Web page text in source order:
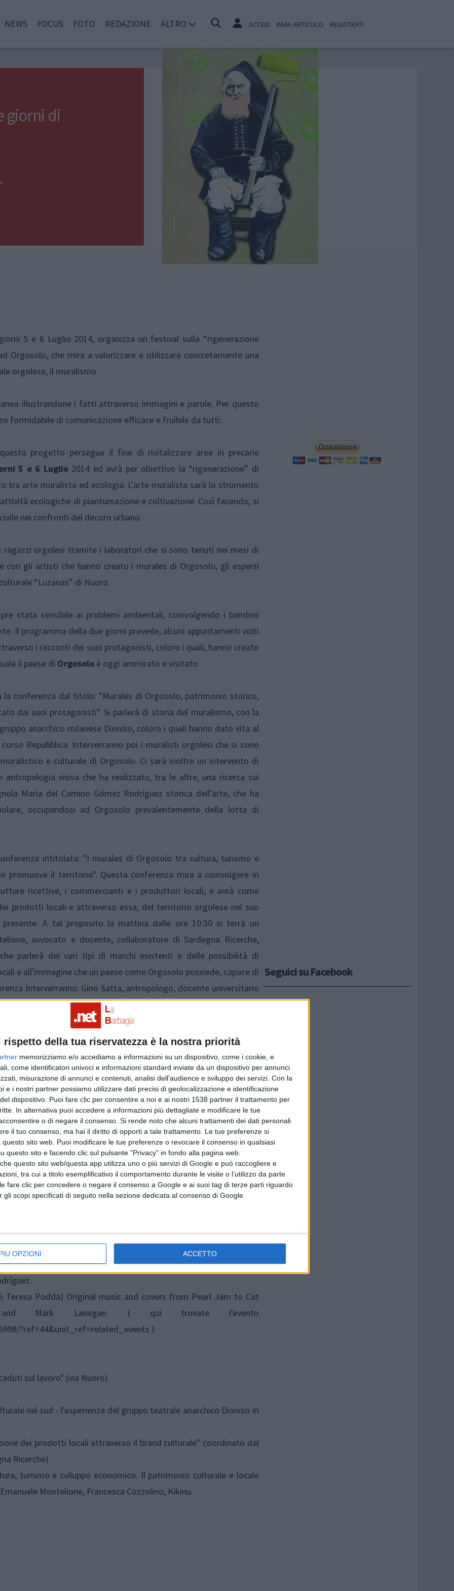
rispetto della tua riservatezza è la nostra priorità
memorizziamo e/o accediamo a informazioni su un dispositivo, come i cookie, e
come identificatori univoci e informazioni standard inviate da un dispositivo per annunci
misurazione di annunci e contenuti, analisi dell'audience e sviluppo dei servizi. Con la
e i nostri partner possiamo utilizzare dati precisi di geolocalizzazione e identificazione
dispositivo. Puoi fare clic per consentire a noi e ai nostri 1538 partner il trattamento per
In alternativa puoi accedere a informazioni più dettagliate e modificare le tue
o di negare il consenso. Si rende noto che alcuni trattamenti dei dati personali
il tuo consenso, ma hai il diritto di opporti a tale trattamento. Le tue preferenze si
sito web. Puoi modificare le tue preferenze o revocare il consenso in qualsiasi
questo sito e facendo clic sul pulsante "Privacy" in fondo alla pagina web.
questo sito web/questa app utilizza uno o più servizi di Google e può raccogliere e
tra cui a titolo esemplificativo il comportamento durante le visite o l’utilizzo da parte
fare clic per concedere o negare il consenso a Google e ai suoi tag di terze parti riguardo
gli scopi specificati di seguito nella sezione dedicata al consenso di Google.
OPZIONI ACCETTO
NEWS FOCUS FOTO REDAZIONE ALTRO ACCEDI INVIA ARTICOLO REGISTRATI
giorni di
•
5 e 6 Luglio 2014, organizza un festival sulla “rigenerazione
Orgosolo, che mira a valorizzare e utilizzare concretamente una
orgolese, il muralismo.
illustrandone i fatti attraverso immagini e parole. Per questo
formidabile di comunicazione efficace e fruibile da tutti.
questo progetto persegue il fine di rivitalizzare aree in precarie
5 e 6 Luglio2014 ed avrà per obiettivo la “rigenerazione” di
tra arte muralista ed ecologia. L'arte muralista sarà lo strumento
ecologiche di piantumazione e coltivazione. Così facendo, si
nei confronti del decoro urbano.
orgolesi tramite i laboratori che si sono tenuti nei mesi di
con gli artisti che hanno creato i murales di Orgosolo, gli esperti
“Luzanas” di Nuoro.
stata sensibile ai problemi ambientali, coinvolgendo i bambini
Il programma della due giorni prevede, alcuni appuntamenti volti
i racconti dei suoi protagonisti, coloro i quali, hanno creato
il paese di Orgosolo è oggi ammirato e visitato.
la conferenza dal titolo: "Murales di Orgosolo, patrimonio storico,
dai suoi protagonisti". Si parlerà di storia del muralismo, con la
anarchico milanese Dioniso, coloro i quali hanno dato vita al
Repubblica. Interverranno poi i muralisti orgolesi che si sono
e culturale di Orgosolo. Ci sarà inoltre un intervento di
antropologia visiva che ha realizzato, tra le altre, una ricerca sui
María del Camino Gómez Rodríguez storica dell'arte, che ha
occupandosi ad Orgosolo prevalentemente della lotta di
intitolata: "I murales di Orgosolo tra cultura, turismo e
promuove il territorio". Questa conferenza mira a coinvolgere in
ricettive, i commercianti e i produttori locali, e avrà come
prodotti locali e attraverso essa, del territorio orgolese nel suo
A tal proposito la mattina dalle ore 10:30 si terrà un
avvocato e docente, collaboratore di Sardegna Ricerche,
parlerà dei vari tipi di marchi esistenti e delle possibilità di
e all'immagine che un paese come Orgosolo possiede, capace di
Interverranno: Gino Satta, antropologo, docente universitario
a Orgosolo. La Sardegna pastorale come attrazione turistica”,
poi organizzate nelle giornate del 5 e 6 Luglio, delle visite
e a titolo gratuito, per quanti vogliano scoprire la bellezza e
e i vari aneddoti nascosti dietro essa. Sarà l'occasione ideale
delle quali Orgosolo è attualmente sprovvista, che
loro le informazioni necessarie per capire la cultura e la storia
sul lavoro" (via Nuoro)
nel sud - l'esperienza del gruppo teatrale anarchico Dioniso in
storico, sociale e culturale. Il muralismo orgolese raccontato dai
i muralisti di Orgosolo, Stefania Sinigaglia (gruppo Dioniso),
Podda) Original music and covers from Pearl Jam to Cat
and Mark Lanegan. ( qui trovate l'evento
?ref=44&unit_ref=related_events )
sul lavoro" (via Nuoro)
nel sud - l'esperienza del gruppo teatrale anarchico Dioniso in
dei prodotti locali attraverso il brand culturale" coordinato dal
Ricerche)
turismo e sviluppo economico. Il patrimonio culturale e locale
Montelione, Francesca Cozzolino, Kikinu.
Seguici su Facebook